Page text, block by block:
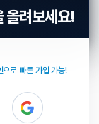
올려보세요!
으로 빠른 가입 가능!